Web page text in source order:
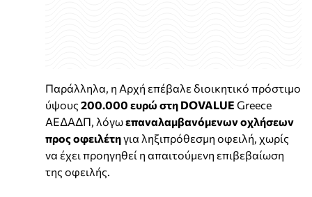
Παράλληλα, η Αρχή επέβαλε διοικητικό πρόστιμο
ύψους 200.000 ευρώ στη DOVALUE Greece
ΑΕΔΑΔΠ, λόγωεπαναλαμβανόμενων οχλήσεων
προς οφειλέτηγια ληξιπρόθεσμη οφειλή, χωρίς
να έχει προηγηθεί η απαιτούμενη επιβεβαίωση
της οφειλής.